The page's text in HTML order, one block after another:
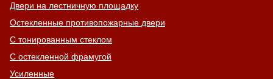
Двери на лестничную площадку
Остекленные противопожарные двери
С тонированным стеклом
С остекленной фрамугой
Усиленные